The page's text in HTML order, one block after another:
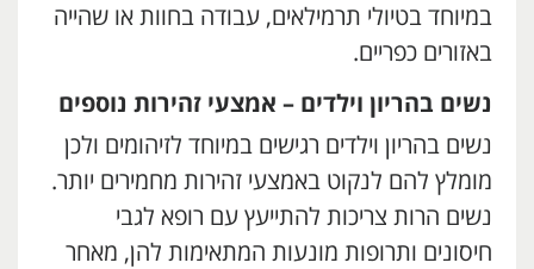
במיוחד בטיולי תרמילאים, עבודה בחוות או שהייה
באזורים כפריים.
נשים בהריון וילדים – אמצעי זהירות נוספים
נשים בהריון וילדים רגישים במיוחד לזיהומים ולכן
מומלץ להם לנקוט באמצעי זהירות מחמירים יותר.
נשים הרות צריכות להתייעץ עם רופא לגבי
חיסונים ותרופות מונעות המתאימות להן, מאחר